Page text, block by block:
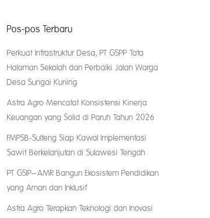
Pos-pos Terbaru
Perkuat Infrastruktur Desa, PT GSPP Tata
Halaman Sekolah dan Perbaiki Jalan Warga
Desa Sungai Kuning
Astra Agro Mencatat Konsistensi Kinerja
Keuangan yang Solid di Paruh Tahun 2026
FMPSB-Sulteng Siap Kawal Implementasi
Sawit Berkelanjutan di Sulawesi Tengah
PT GSIP–AMR Bangun Ekosistem Pendidikan
yang Aman dan Inklusif
Astra Agro Terapkan Teknologi dan Inovasi